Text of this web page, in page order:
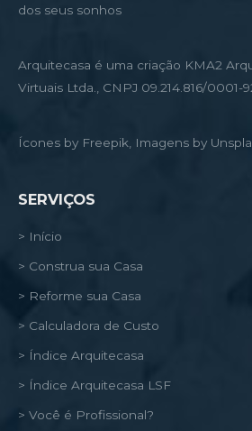
dos seus sonhos
Arquitecasa é uma criação KMA2
Virtuais Ltda., CNPJ 09.214.816/0001-
Ícones by Freepik, Imagens by
SERVIÇOS
> Início
> Construa sua Casa
> Reforme sua Casa
> Calculadora de Custo
> Índice Arquitecasa
> Índice Arquitecasa LSF
> Você é Profissional?